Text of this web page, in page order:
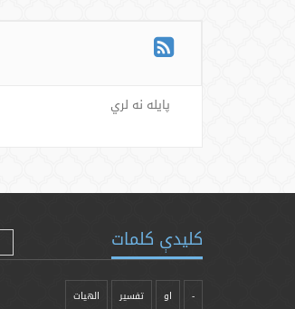
پایله نه لري
کلیدې کلمات
- او تفسیر الهیات